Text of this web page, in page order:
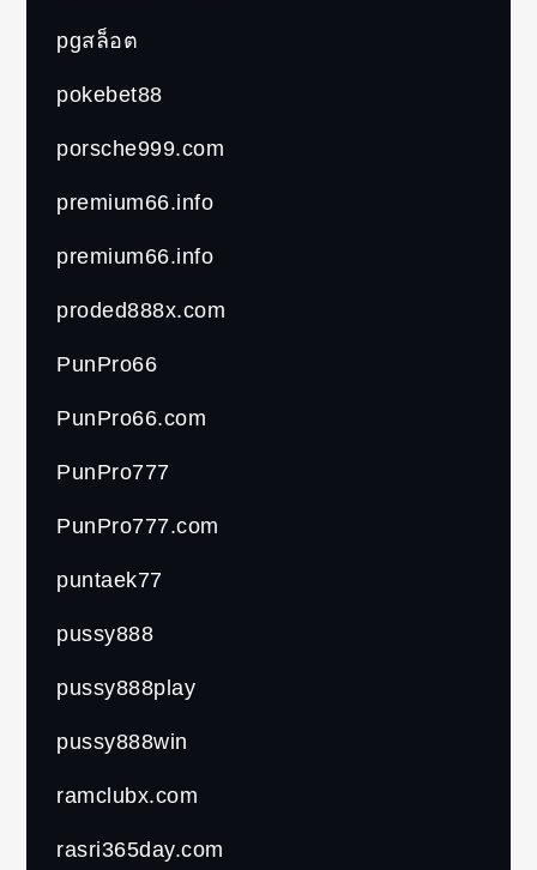
pgสล็อต
pokebet88
porsche999.com
premium66.info
premium66.info
proded888x.com
PunPro66
PunPro66.com
PunPro777
PunPro777.com
puntaek77
pussy888
pussy888play
pussy888win
ramclubx.com
rasri365day.com